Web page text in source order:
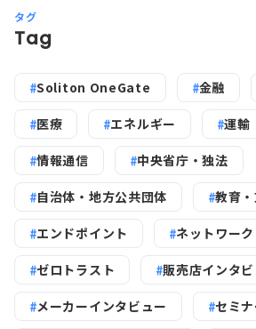
タグ
Tag
Soliton OneGate 金融
医療 エネルギー 運輸
情報通信 中央省庁・独法
自治体・地方公共団体 教育
エンドポイント ネットワーク
ゼロトラスト 販売店インタ
メーカーインタビュー セミ